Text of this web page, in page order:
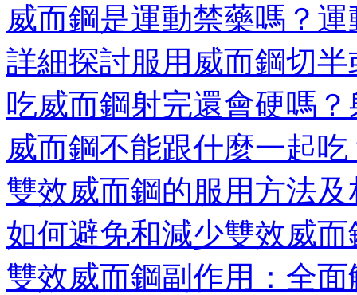
威而鋼是運動禁藥嗎？
詳細探討服用威而鋼切
吃威而鋼射完還會硬嗎
威而鋼不能跟什麼一起
雙效威而鋼的服用方法
如何避免和減少雙效威
雙效威而鋼副作用：全面